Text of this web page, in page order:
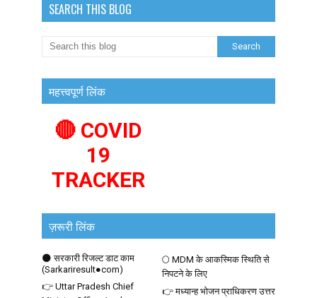
SEARCH THIS BLOG
महत्त्वपूर्ण लिंक
🔴 COVID
19
TRACKER
ज़रूरी लिंक
🌑 सरकारी रिजल्ट डाट काम
(Sarkariresult●com)
🌕 MDM के आकस्मिक स्थिति से
निपटने के लिए
👉 Uttar Pradesh Chief
👉 मध्यान्ह भोजन प्राधिकरण उत्तर